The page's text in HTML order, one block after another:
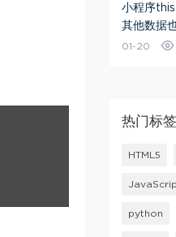
小程序
其他数据
01-20
热门标签
HTML5
python